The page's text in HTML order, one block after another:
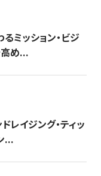
るミッション・ビジ
め...
レイジング・ティッ
...